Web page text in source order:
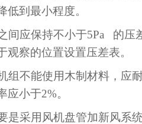
低到最小程度。
间应保持不小于5Pa 的压
观察的位置设置压差表。
组不能使用木制材料，应
小于2%。
是采用风机盘管加新风系